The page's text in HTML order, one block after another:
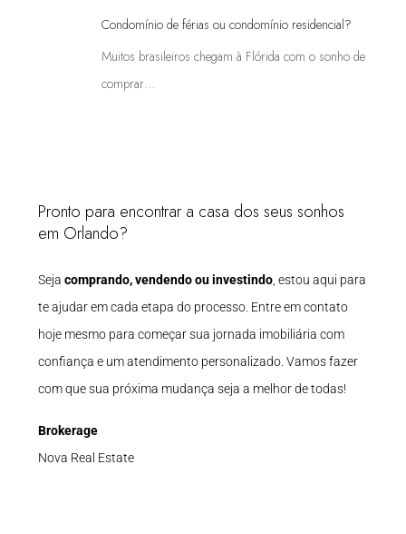
Condomínio de férias ou condomínio residencial?
Muitos brasileiros chegam à Flórida com o sonho de
comprar…
Pronto para encontrar a casa dos seus sonhos
em Orlando?
Seja comprando, vendendo ou investindo , estou aqui para
te ajudar em cada etapa do processo. Entre em contato
hoje mesmo para começar sua jornada imobiliária com
confiança e um atendimento personalizado. Vamos fazer
com que sua próxima mudança seja a melhor de todas!
Brokerage
Nova Real Estate